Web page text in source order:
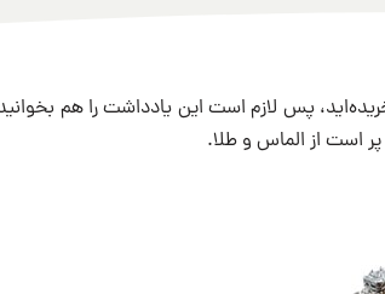
پس لازم است این یادداشت را هم
پر است از الماس و طلا.